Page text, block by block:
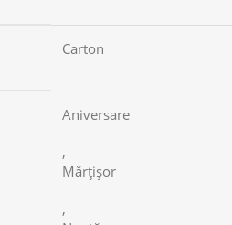
Carton
Aniversare
,
Mărțișor
,